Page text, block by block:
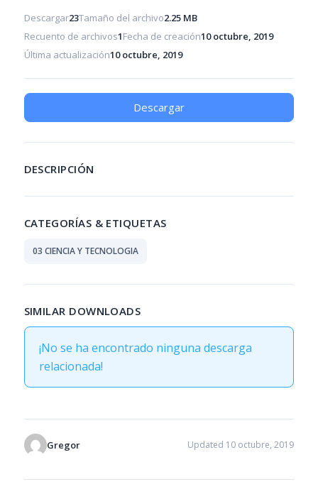
Descargar23Tamaño del archivo2.25 MB
Recuento de archivos1Fecha de creación10 octubre, 2019
Última actualización10 octubre, 2019
Descargar
DESCRIPCIÓN
CATEGORÍAS & ETIQUETAS
03 CIENCIA Y TECNOLOGIA
SIMILAR DOWNLOADS
¡No se ha encontrado ninguna descarga
relacionada!
Gregor Updated 10 octubre, 2019